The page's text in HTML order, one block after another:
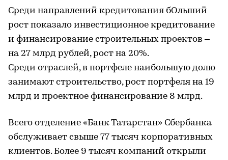
Среди направлений кредитования бОльший
рост показало инвестиционное кредитование
и финансирование строительных проектов –
на 27 млрд рублей, рост на 20%.
Среди отраслей, в портфеле наибольшую долю
занимают строительство, рост портфеля на 19
млрд и проектное финансирование 8 млрд.
Всего отделение «Банк Татарстан» Сбербанка
обслуживает свыше 77 тысяч корпоративных
клиентов. Более 9 тысяч компаний открыли